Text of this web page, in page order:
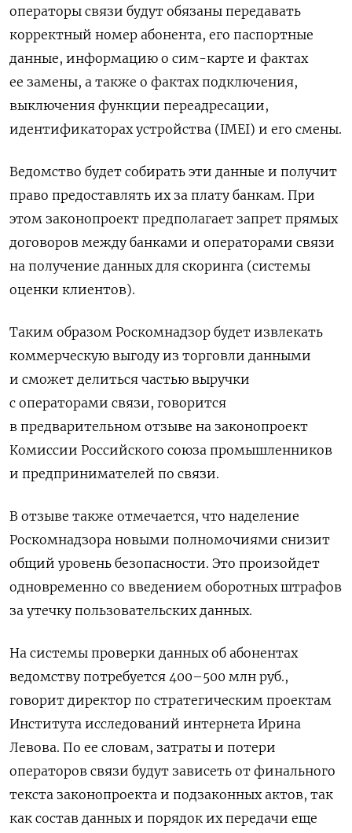
операторы связи будут обязаны передавать
корректный номер абонента, его паспортные
данные, информацию о сим-карте и фактах
ее замены, а также о фактах подключения,
выключения функции переадресации,
идентификаторах устройства (IMEI) и его смены.
Ведомство будет собирать эти данные и получит
право предоставлять их за плату банкам. При
этом законопроект предполагает запрет прямых
договоров между банками и операторами связи
на получение данных для скоринга (системы
оценки клиентов).
Таким образом Роскомнадзор будет извлекать
коммерческую выгоду из торговли данными
и сможет делиться частью выручки
с операторами связи, говорится
в предварительном отзыве на законопроект
Комиссии Российского союза промышленников
и предпринимателей по связи.
В отзыве также отмечается, что наделение
Роскомнадзора новыми полномочиями снизит
общий уровень безопасности. Это произойдет
одновременно со введением оборотных штрафов
за утечку пользовательских данных.
На системы проверки данных об абонентах
ведомству потребуется 400–500 млн руб.,
говорит директор по стратегическим проектам
Института исследований интернета Ирина
Левова. По ее словам, затраты и потери
операторов связи будут зависеть от финального
текста законопроекта и подзаконных актов, так
как состав данных и порядок их передачи еще